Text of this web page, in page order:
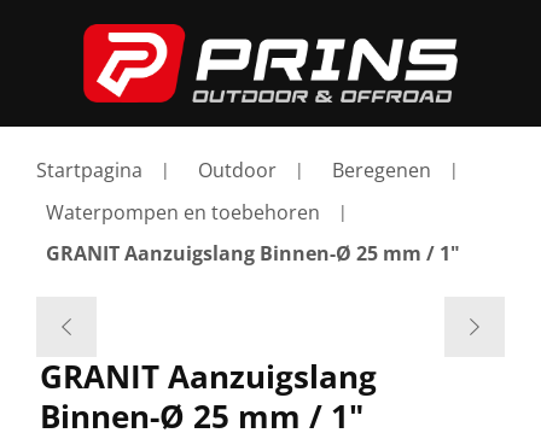
Startpagina Outdoor
Beregenen
Waterpompen en toebehoren
GRANIT Aanzuigslang Binnen-Ø 25 mm / 1"
GRANIT Aanzuigslang
Binnen-Ø 25 mm / 1"